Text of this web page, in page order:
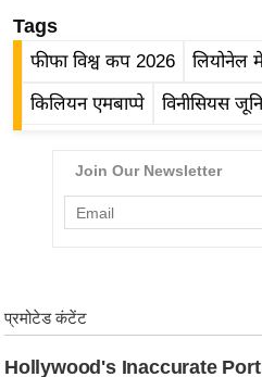
फि
ल्म
स
i
n
Tags
फीफा विश्व कप 2026 लियोनेल
किलियन एमबाप्पे विनीसियस